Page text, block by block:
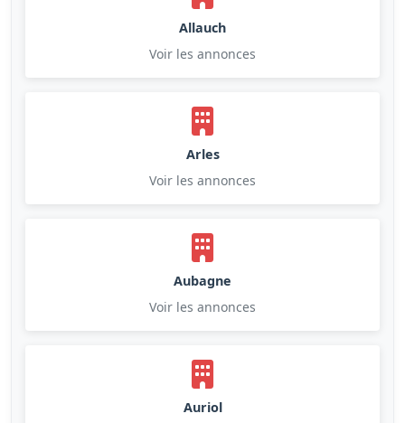
Allauch
Voir les annonces
Arles
Voir les annonces
Aubagne
Voir les annonces
Auriol